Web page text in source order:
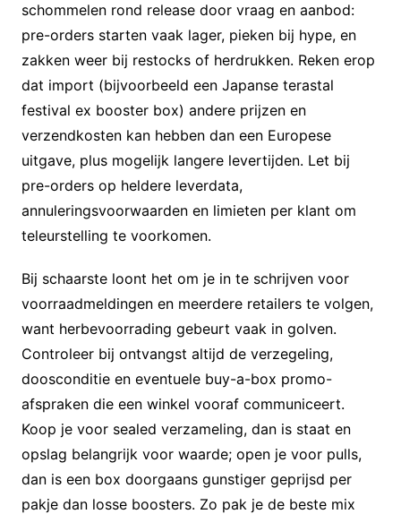
schommelen rond release door vraag en aanbod:
pre-orders starten vaak lager, pieken bij hype, en
zakken weer bij restocks of herdrukken. Reken erop
dat import (bijvoorbeeld een Japanse terastal
festival ex booster box) andere prijzen en
verzendkosten kan hebben dan een Europese
uitgave, plus mogelijk langere levertijden. Let bij
pre-orders op heldere leverdata,
annuleringsvoorwaarden en limieten per klant om
teleurstelling te voorkomen.
Bij schaarste loont het om je in te schrijven voor
voorraadmeldingen en meerdere retailers te volgen,
want herbevoorrading gebeurt vaak in golven.
Controleer bij ontvangst altijd de verzegeling,
doosconditie en eventuele buy-a-box promo-
afspraken die een winkel vooraf communiceert.
Koop je voor sealed verzameling, dan is staat en
opslag belangrijk voor waarde; open je voor pulls,
dan is een box doorgaans gunstiger geprijsd per
pakje dan losse boosters. Zo pak je de beste mix